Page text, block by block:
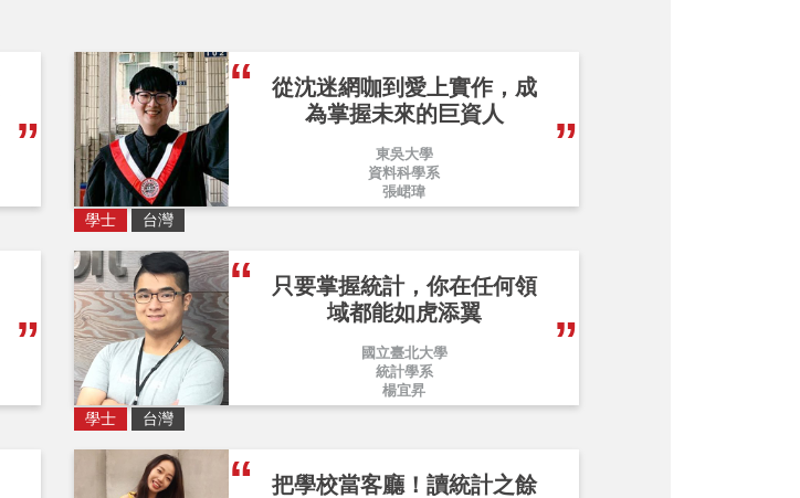
從沈迷網咖到愛上實作，成
為掌握未來的巨資人
東吳大學
資料科學系
張峮瑋
學士 台灣
只要掌握統計，你在任何領
域都能如虎添翼
國立臺北大學
統計學系
楊宜昇
學士 台灣
把學校當客廳！讀統計之餘